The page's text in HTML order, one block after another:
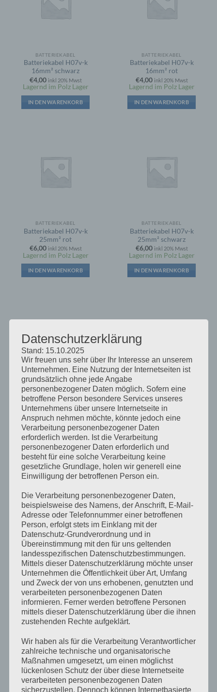
BATTERIEKABEL
Batteriekabel H07v-k
16mm² schwarz
€4,00 inkl 20% Mwst
Lagernd im Polz Lager
IN DEN WARENKORB
BATTERIEKABEL
Batteriekabel H07v-k
16mm² rot
€4,00 inkl 20% Mwst
Lagernd im Polz Lager
IN DEN WARENKORB
BATTERIEKABEL
Batteriekabel H07v-k
25mm² rot
€6,00 inkl 20% Mwst
Lagernd im Polz Lager
IN DEN WARENKORB
BATTERIEKABEL
Batteriekabel H07v-k
25mm² schwarz
€6,00 inkl 20% Mwst
Lagernd im Polz Lager
IN DEN WARENKORB
BATTERIEKABEL
Batteriekabel 35mm²
Schwarz 100V Feinlitzig
€8,00 inkl 20% Mwst
Lagernd im Polz Lager
IN DEN WARENKORB
BATTERIEKABEL
Batteriekabel H07v-k
35mm²schwarz
€ 8,40 inkl 20% Mwst
Lagernd im Polz Lager
IN DEN WARENKORB
BATTERIEKABEL
Batteriekabel H07V-K
35mm² rot
€8,40 inkl 20% Mwst
Lagernd im Polz Lager
BATTERIEKABEL
Batteriekabel H07v-k
50mm² rot
€9,00 inkl 20% Mwst
Lagernd im Polz Lager
Datenschutzerklärung
Stand: 15.10.2025
Wir freuen uns sehr über Ihr Interesse an unserem
Unternehmen. Eine Nutzung der Internetseiten ist
grundsätzlich ohne jede Angabe
personenbezogener Daten möglich. Sofern eine
betroffene Person besondere Services unseres
Unternehmens über unsere Internetseite in
Anspruch nehmen möchte, könnte jedoch eine
Verarbeitung personenbezogener Daten
erforderlich werden. Ist die Verarbeitung
personenbezogener Daten erforderlich und
besteht für eine solche Verarbeitung keine
gesetzliche Grundlage, holen wir generell eine
Einwilligung der betroffenen Person ein.
Die Verarbeitung personenbezogener Daten,
beispielsweise des Namens, der Anschrift, E-Mail-
Adresse oder Telefonnummer einer betroffenen
Person, erfolgt stets im Einklang mit der
Datenschutz-Grundverordnung und in
Übereinstimmung mit den für uns geltenden
landesspezifischen Datenschutzbestimmungen.
Mittels dieser Datenschutzerklärung möchte unser
Unternehmen die Öffentlichkeit über Art, Umfang
und Zweck der von uns erhobenen, genutzten und
verarbeiteten personenbezogenen Daten
informieren. Ferner werden betroffene Personen
mittels dieser Datenschutzerklärung über die ihnen
zustehenden Rechte aufgeklärt.
Wir haben als für die Verarbeitung Verantwortlicher
zahlreiche technische und organisatorische
Maßnahmen umgesetzt, um einen möglichst
lückenlosen Schutz der über diese Internetseite
verarbeiteten personenbezogenen Daten
sicherzustellen. Dennoch können Internetbasierte